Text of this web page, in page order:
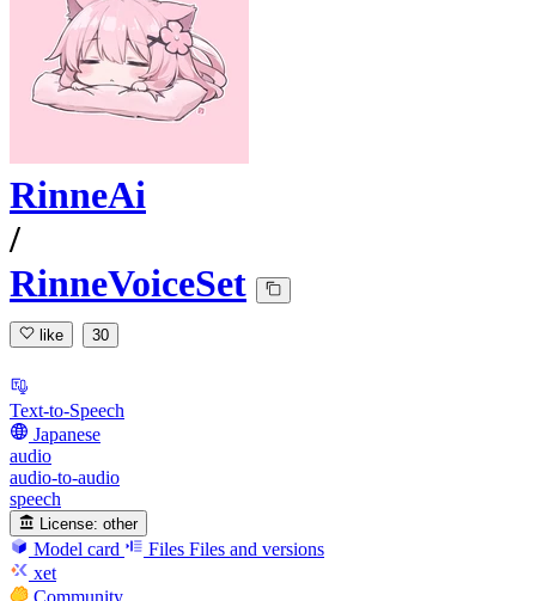
RinneAi
/
RinneVoiceSet
like 30
Text-to-Speech
Japanese
audio
audio-to-audio
speech
License: other
Model card Files Files and versions
xet
Community